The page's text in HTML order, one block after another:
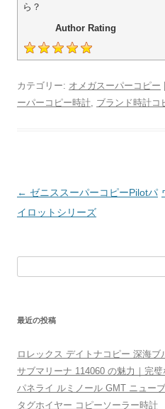
ら？
Author Rating
カテゴリー: オメガスーパーコピー
ーパーコピー時計, ブランド時計コ
投
稿
ン
← ゼニススーパーコピーPilotパ
イロットシリーズ
最近の投稿
ロレックス デイトナコピー 深海
サブマリーナ 114060 の魅力｜完
パネライ ルミノール GMT ニュー
タグホイヤー コピーソーラー時計